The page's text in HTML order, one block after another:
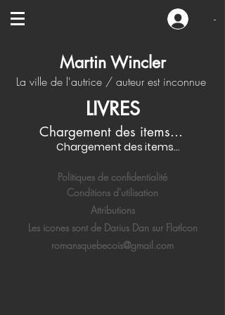
-
Martin Wincler
La ville de l'autrice / auteur est inconnue
LIVRES
Chargement des items...
Chargement des items...
Politiques de confidentialité
Conditions d'utilisation
Attributions
Les icones sont de Darius Dan sur FlatIcon
romansquebecois@gmail.com